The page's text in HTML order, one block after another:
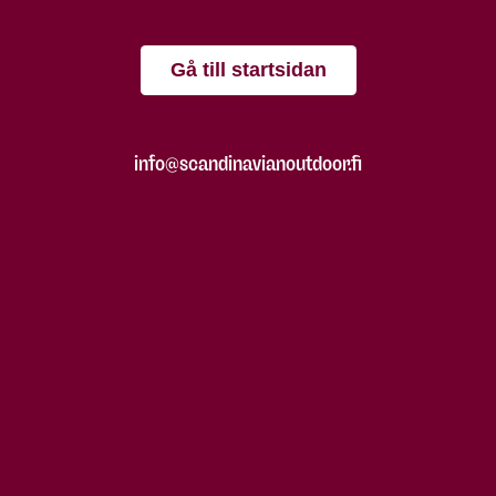
Gå till startsidan
info@scandinavianoutdoor.fi